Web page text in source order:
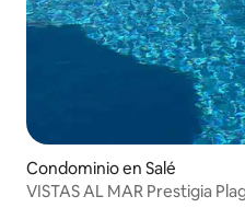
Condominio en Salé
VISTAS AL MAR Prestigia